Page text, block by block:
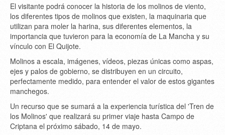
El visitante podrá conocer la historia de los molinos de viento,
los diferentes tipos de molinos que existen, la maquinaria que
utilizan para moler la harina, sus diferentes elementos, la
importancia que tuvieron para la economía de La Mancha y su
vínculo con El Quijote.
Molinos a escala, imágenes, vídeos, piezas únicas como aspas,
ejes y palos de gobierno, se distribuyen en un circuito,
perfectamente medido, para entender el valor de estos gigantes
manchegos.
Un recurso que se sumará a la experiencia turística del 'Tren de
los Molinos' que realizará su primer viaje hasta Campo de
Criptana el próximo sábado, 14 de mayo.